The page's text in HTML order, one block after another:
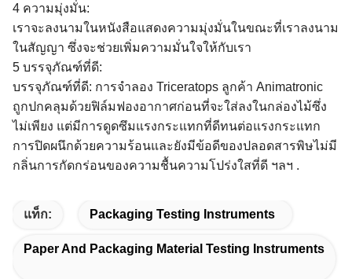
4 ความมุ่งมั่น:
เราจะลงนามในหนังสือแสดงความมุ่งมั่นในขณะที่เราลงนาม
ในสัญญา ซึ่งจะช่วยเพิ่มความมั่นใจให้กับเรา
5 บรรจุภัณฑ์ที่ดี:
บรรจุภัณฑ์ที่ดี: การจำลอง Triceratops ลูกค้า Animatronic
ถูกปกคลุมด้วยฟิล์มฟองอากาศก่อนที่จะใส่ลงในกล่องไม้ซึ่ง
ไม่เพียง แต่มีการดูดซึมแรงกระแทกที่ดีทนต่อแรงกระแทก
การปิดผนึกด้วยความร้อนและยังมีข้อดีของปลอดสารพิษไม่มี
กลิ่นการกัดกร่อนของความชื้นความโปร่งใสที่ดี ฯลฯ .
แท็ก: Packaging Testing Instruments
Paper And Packaging Material Testing Instruments